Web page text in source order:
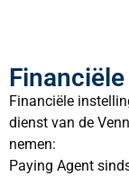
Financiële
dienst van de
nemen:
Paying Agent